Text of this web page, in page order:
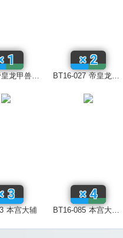
甲兽：龙形态ACE
1
BT16-027 帝皇龙甲兽：战士形态ACE
×2
本宫大辅
3
BT16-085 本宫大辅&一乘寺贤
×4